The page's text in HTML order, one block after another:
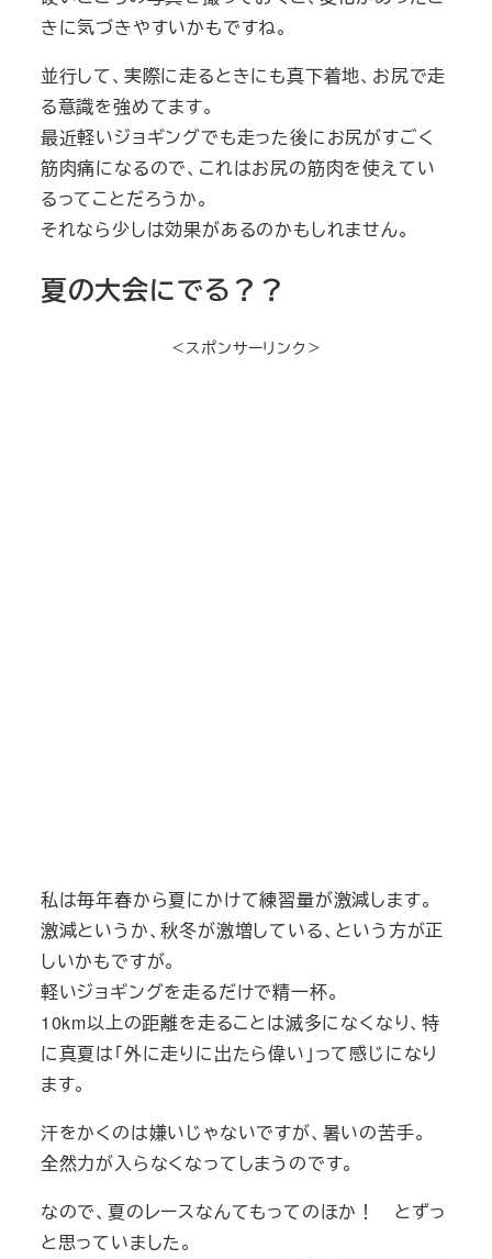
きに気づきやすいかもですね。
並行して、実際に走るときにも真下着地、お尻で走
る意識を強めてます。
最近軽いジョギングでも走った後にお尻がすごく
筋肉痛になるので、これはお尻の筋肉を使えてい
るってことだろうか。
それなら少しは効果があるのかもしれません。
夏の大会にでる？？
＜スポンサーリンク＞
私は毎年春から夏にかけて練習量が激減します。
激減というか、秋冬が激増している、という方が正
しいかもですが。
軽いジョギングを走るだけで精一杯。
10km以上の距離を走ることは滅多になくなり、特
に真夏は「外に走りに出たら偉い」って感じになり
ます。
汗をかくのは嫌いじゃないですが、暑いの苦手。
全然力が入らなくなってしまうのです。
なので、夏のレースなんてもってのほか！ とずっ
と思っていました。